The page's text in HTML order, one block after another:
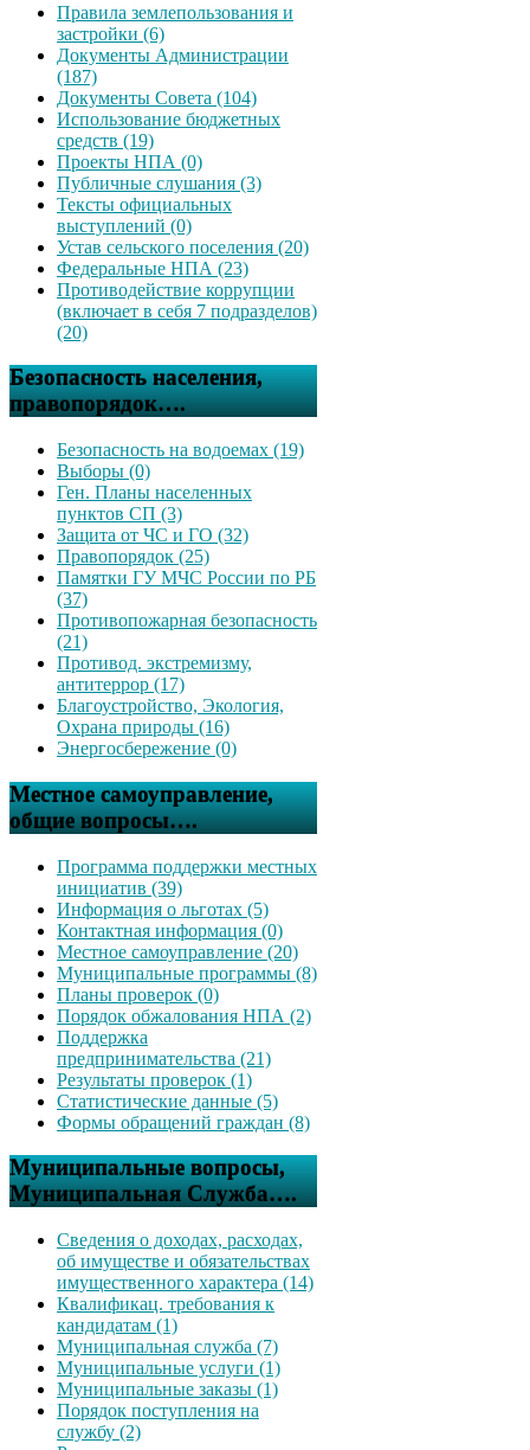
Правила землепользования и
застройки (6)
Документы Администрации
(187)
Документы Совета (104)
Использование бюджетных
средств (19)
Проекты НПА (0)
Публичные слушания (3)
Тексты официальных
выступлений (0)
Устав сельского поселения (20)
Федеральные НПА (23)
Противодействие коррупции
(включает в себя 7 подразделов)
(20)
Безопасность населения,
правопорядок….
Безопасность на водоемах (19)
Выборы (0)
Ген. Планы населенных
пунктов СП (3)
Защита от ЧС и ГО (32)
Правопорядок (25)
Памятки ГУ МЧС России по РБ
(37)
Противопожарная безопасность
(21)
Противод. экстремизму,
антитеррор (17)
Благоустройство, Экология,
Охрана природы (16)
Энергосбережение (0)
Местное самоуправление,
общие вопросы….
Программа поддержки местных
инициатив (39)
Информация о льготах (5)
Контактная информация (0)
Местное самоуправление (20)
Муниципальные программы (8)
Планы проверок (0)
Порядок обжалования НПА (2)
Поддержка
предпринимательства (21)
Результаты проверок (1)
Статистические данные (5)
Формы обращений граждан (8)
Муниципальные вопросы,
Муниципальная Служба….
Сведения о доходах, расходах,
об имуществе и обязательствах
имущественного характера (14)
Квалификац. требования к
кандидатам (1)
Муниципальная служба (7)
Муниципальные услуги (1)
Муниципальные заказы (1)
Порядок поступления на
службу (2)